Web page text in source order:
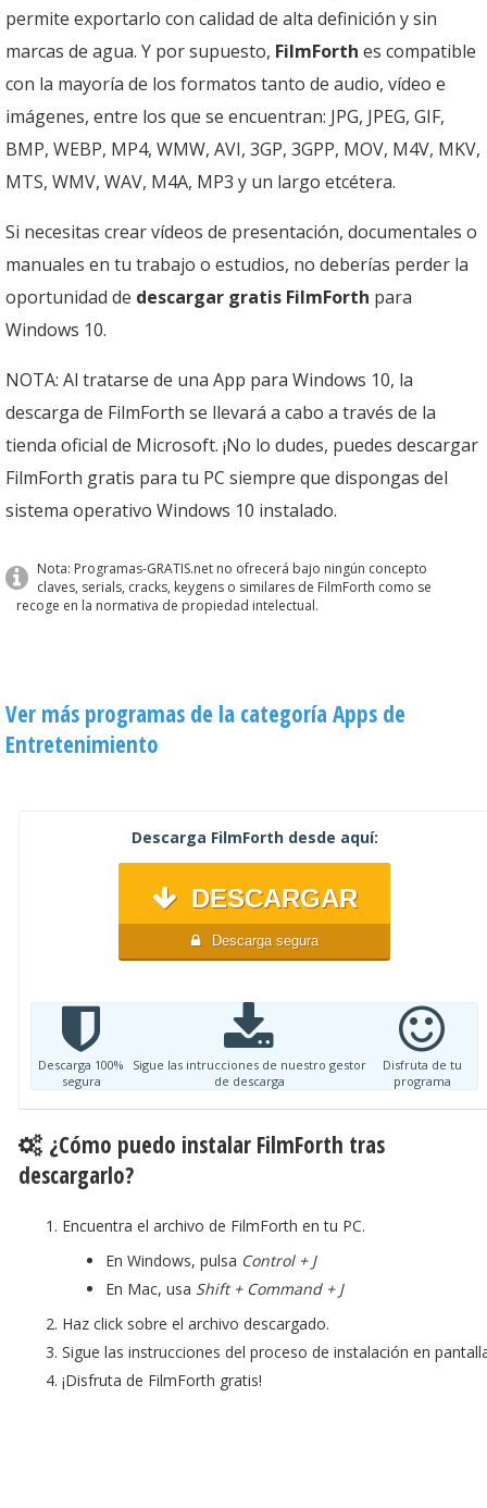
permite exportarlo con calidad de alta definición y sin
marcas de agua. Y por supuesto, FilmForth es compatible
con la mayoría de los formatos tanto de audio, vídeo e
imágenes, entre los que se encuentran: JPG, JPEG, GIF,
BMP, WEBP, MP4, WMW, AVI, 3GP, 3GPP, MOV, M4V, MKV,
MTS, WMV, WAV, M4A, MP3 y un largo etcétera.
Si necesitas crear vídeos de presentación, documentales o
manuales en tu trabajo o estudios, no deberías perder la
oportunidad de descargar gratis FilmForth para
Windows 10.
NOTA: Al tratarse de una App para Windows 10, la
descarga de FilmForth se llevará a cabo a través de la
tienda oficial de Microsoft. ¡No lo dudes, puedes descargar
FilmForth gratis para tu PC siempre que dispongas del
sistema operativo Windows 10 instalado.
Nota: Programas-GRATIS.net no ofrecerá bajo ningún concepto
claves, serials, cracks, keygens o similares de FilmForth como se
recoge en la normativa de propiedad intelectual.
Ver más programas de la categoría Apps de
Entretenimiento
Descarga FilmForth desde aquí:
DESCARGAR
Descarga segura
Descarga 100%
segura
Sigue las intrucciones de nuestro gestor
de descarga
Disfruta de tu
programa
¿Cómo puedo instalar FilmForth tras
descargarlo?
Encuentra el archivo de FilmForth en tu PC.
En Windows, pulsa Control + J
En Mac, usa Shift + Command + J
Haz click sobre el archivo descargado.
Sigue las instrucciones del proceso de instalación en
¡Disfruta de FilmForth gratis!